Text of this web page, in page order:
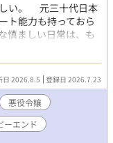
い。 元三十代日本
ト能力も持っておら
慎ましい日常は、も
る。 曰く、ここは
るベアトリクスに転
罪されると泣きつか
罪ルートのフラグを
役令嬢の兄アルベ
にした言葉は本来だ
しかして、今ので兄
なベアトリクスの
日 2026.8.5 登録日 2026.7.23
悪役令嬢
ーエンド